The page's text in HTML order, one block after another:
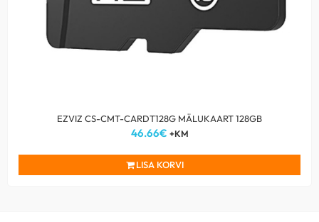
EZVIZ CS-CMT-CARDT128G MÄLUKAART 128GB
46.66€ +KM
LISA KORVI